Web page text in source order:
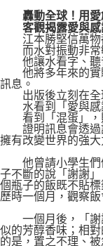
轟動全球！用愛
客觀揭露愛與感
江本勝堅信萬物
而水對振動非常
他讓水看字、聽
他將多年來的實
訊息。
出版後立刻在全
水看到「愛與感
看到「混蛋」，
證明訊息會透過
擁有改變世界的強大
他曾請小學生們
子不斷的說「謝謝
個瓶子的飯既不貼
歷時一個月，觀察
一個月後，「謝
似的芳醇香味；相
的是，置之不理、